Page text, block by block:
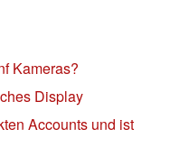
Kameras?
Display
Accounts und ist